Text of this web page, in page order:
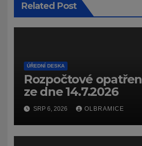
Related Post
ÚŘEDNÍ DESKA
Rozpočtové
ze dne 14.7.2026
SRP 6, 2026 OLBRAMICE